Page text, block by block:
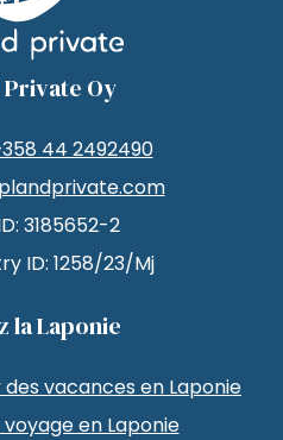
Oy
44 2492490
3185652-2
ID: 1258/23/Mj
la Laponie
vacances en Laponie
en Laponie